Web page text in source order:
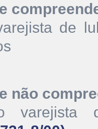
de
não
varejista